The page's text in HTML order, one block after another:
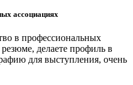
ассоциациях
в профессиональных
делаете профиль в
для выступления, очень